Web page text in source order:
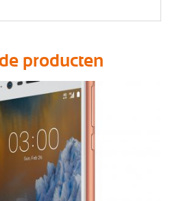
producten